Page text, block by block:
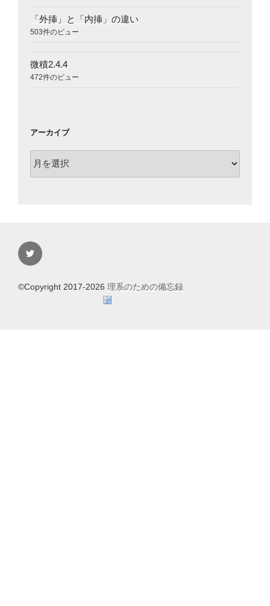
「外挿」と「内挿」の違い
503件のビュー
微積2.4.4
472件のビュー
アーカイブ
ー
Twitter
©Copyright 2017-2026 理系のための備忘録